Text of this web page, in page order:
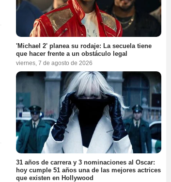
'Michael 2' planea su rodaje: La secuela tiene
que hacer frente a un obstáculo legal
viernes, 7 de agosto de 2026
31 años de carrera y 3 nominaciones al Oscar:
hoy cumple 51 años una de las mejores actrices
que existen en Hollywood